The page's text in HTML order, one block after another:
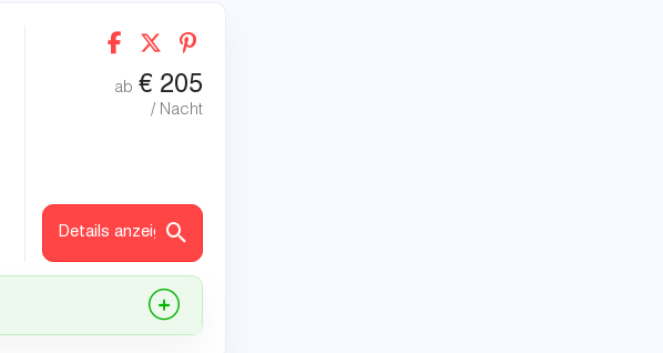
ab € 205
/ Nacht
Details anzeigen